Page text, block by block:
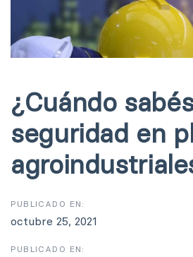
¿Cuándo
seguridad en
PUBLICADO EN:
octubre 25, 2021
PUBLICADO EN: